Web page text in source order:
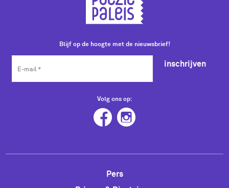
Blijf op de hoogte met de nieuwsbrief!
inschrijven
Volg ons op:
Pers